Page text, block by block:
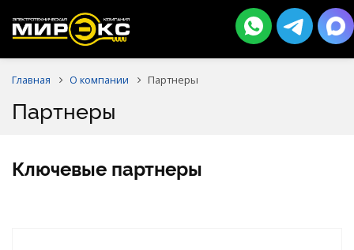
Главная О компании Партнеры
Партнеры
Ключевые партнеры